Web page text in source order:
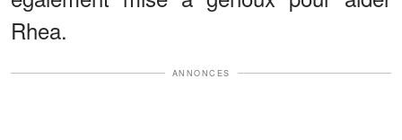
Rhea.
ANNONCES